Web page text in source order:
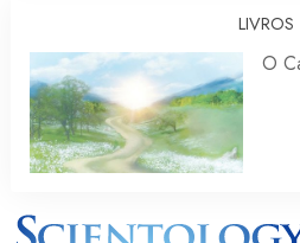
LIVROS
O